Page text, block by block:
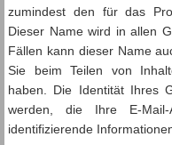
zumindest den für das
Dieser Name wird in allen
Fällen kann dieser Name
Sie beim Teilen von
haben. Die Identität Ihres
werden, die Ihre E-
identifizierende